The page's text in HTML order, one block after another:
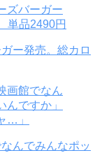
ー発売。総カロ
んでみんなポッ